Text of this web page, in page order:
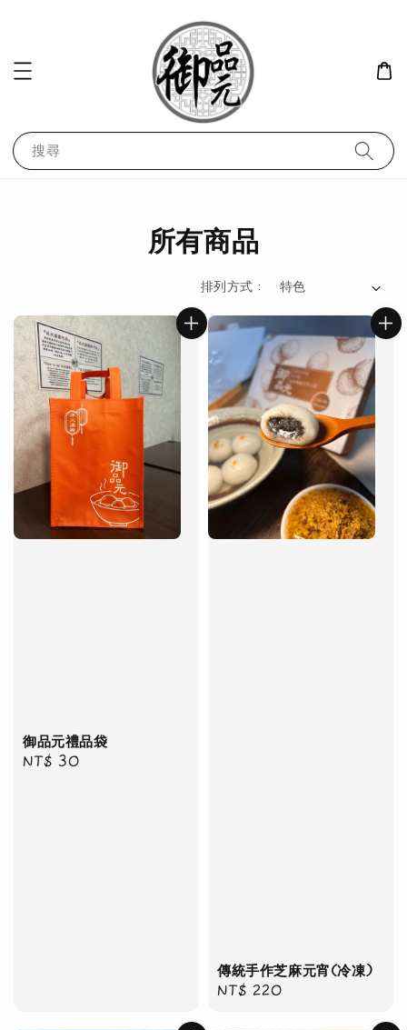
搜尋
所有商品
排列方式 :
御品元禮品袋
Regular
NT$ 30
傳統手作芝麻元宵(冷凍)
Regular
NT$ 220